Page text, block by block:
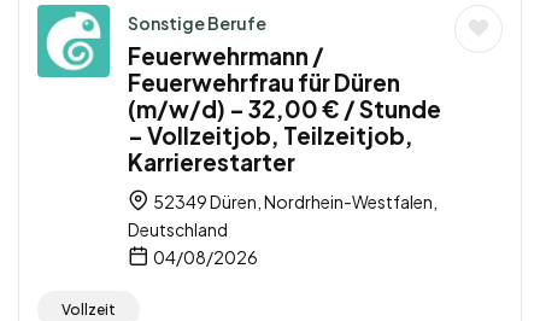
Sonstige Berufe
Feuerwehrmann /
Feuerwehrfrau für Düren
(m/w/d) – 32,00 € / Stunde
– Vollzeitjob, Teilzeitjob,
Karrierestarter
52349 Düren, Nordrhein-Westfalen,
Deutschland
04/08/2026
Vollzeit